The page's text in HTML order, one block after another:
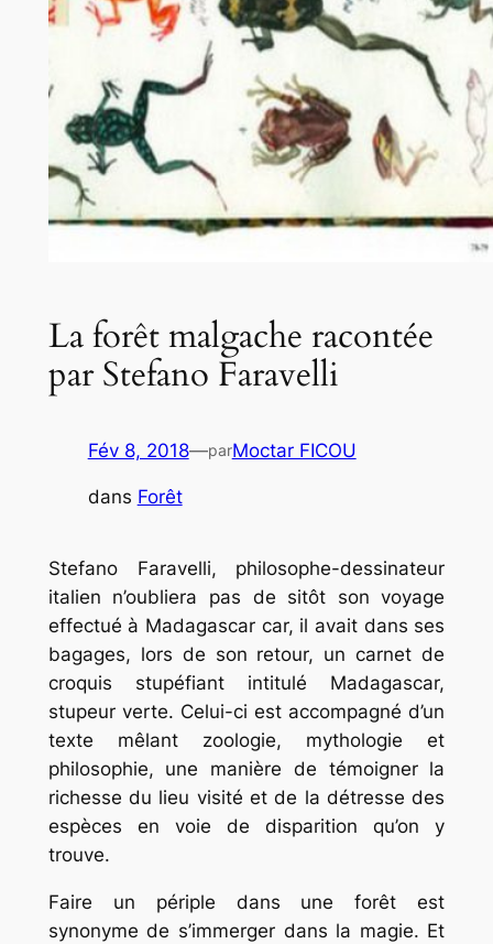
La forêt malgache racontée
par Stefano Faravelli
Fév 8, 2018—parMoctar FICOU
dans Forêt
Stefano Faravelli, philosophe-dessinateur
italien n’oubliera pas de sitôt son voyage
effectué à Madagascar car, il avait dans ses
bagages, lors de son retour, un carnet de
croquis stupéfiant intitulé Madagascar,
stupeur verte. Celui-ci est accompagné d’un
texte mêlant zoologie, mythologie et
philosophie, une manière de témoigner la
richesse du lieu visité et de la détresse des
espèces en voie de disparition qu’on y
trouve.
Faire un périple dans une forêt est
synonyme de s’immerger dans la magie. Et